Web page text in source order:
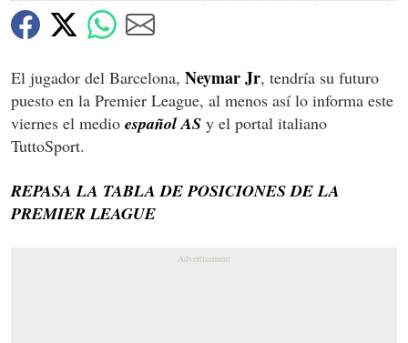
El jugador del Barcelona, Neymar Jr, tendría su futuro
puesto en la Premier League, al menos así lo informa este
viernes el medio español AS y el portal italiano
TuttoSport.
REPASA LA TABLA DE POSICIONES DE LA
PREMIER LEAGUE